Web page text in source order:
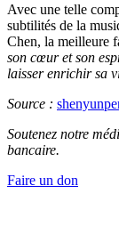
Avec une telle
subtilités de la
Chen, la meilleure
son cœur et son
laisser enrichir sa
Source :
Soutenez notre
bancaire.
Faire un don